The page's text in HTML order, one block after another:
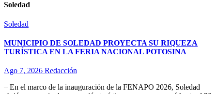
Soledad
Soledad
MUNICIPIO DE SOLEDAD PROYECTA SU RIQUEZA
TURÍSTICA EN LA FERIA NACIONAL POTOSINA
Ago 7, 2026 Redacción
– En el marco de la inauguración de la FENAPO 2026, Soledad